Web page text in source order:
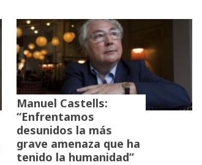
Manuel Castells:
“Enfrentamos
desunidos la más
grave amenaza que ha
tenido la humanidad”